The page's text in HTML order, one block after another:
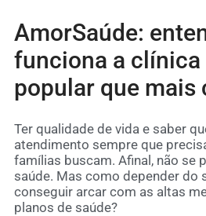
AmorSaúde:
funciona a clínica
popular que mais
Ter qualidade de vida e saber
atendimento sempre que
famílias buscam. Afinal, não se
saúde. Mas como depender do
conseguir arcar com as altas
planos de saúde?